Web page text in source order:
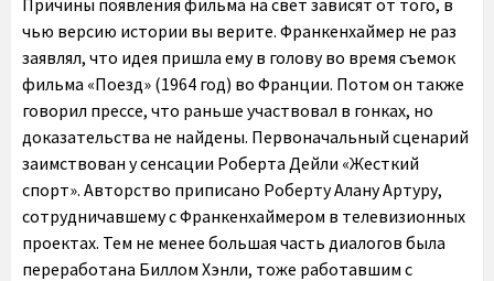
Причины появления фильма на свет зависят от того, в
чью версию истории вы верите. Франкенхаймер не раз
заявлял, что идея пришла ему в голову во время съемок
фильма «Поезд» (1964 год) во Франции. Потом он также
говорил прессе, что раньше участвовал в гонках, но
доказательства не найдены. Первоначальный сценарий
заимствован у сенсации Роберта Дейли «Жесткий
спорт». Авторство приписано Роберту Алану Артуру,
сотрудничавшему с Франкенхаймером в телевизионных
проектах. Тем не менее большая часть диалогов была
переработана Биллом Хэнли, тоже работавшим с